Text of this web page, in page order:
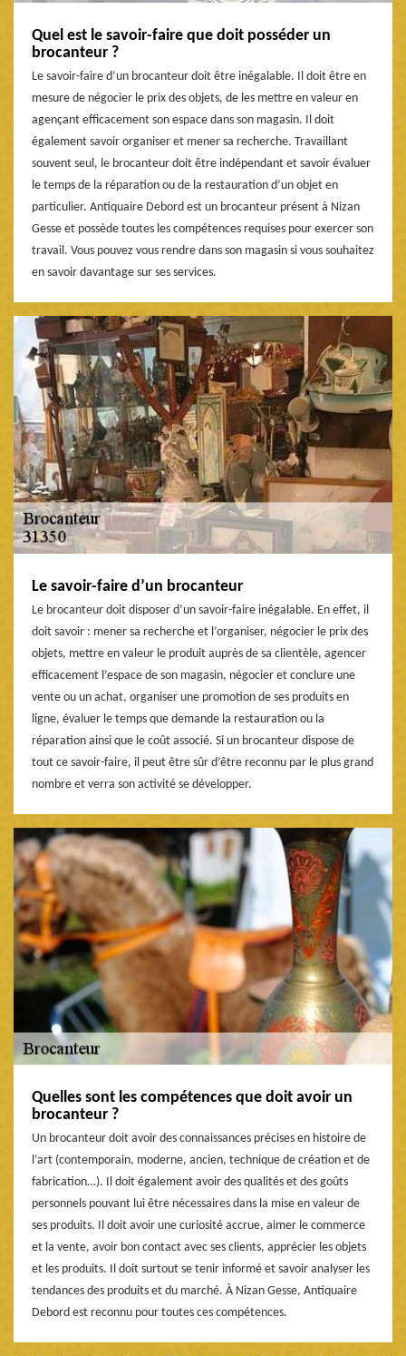
Quel est le savoir-faire que doit posséder un
brocanteur ?
Le savoir-faire d’un brocanteur doit être inégalable. Il doit être en
mesure de négocier le prix des objets, de les mettre en valeur en
agençant efficacement son espace dans son magasin. Il doit
également savoir organiser et mener sa recherche. Travaillant
souvent seul, le brocanteur doit être indépendant et savoir évaluer
le temps de la réparation ou de la restauration d’un objet en
particulier. Antiquaire Debord est un brocanteur présent à Nizan
Gesse et possède toutes les compétences requises pour exercer son
travail. Vous pouvez vous rendre dans son magasin si vous souhaitez
en savoir davantage sur ses services.
Le savoir-faire d’un brocanteur
Le brocanteur doit disposer d’un savoir-faire inégalable. En effet, il
doit savoir : mener sa recherche et l’organiser, négocier le prix des
objets, mettre en valeur le produit auprès de sa clientèle, agencer
efficacement l’espace de son magasin, négocier et conclure une
vente ou un achat, organiser une promotion de ses produits en
ligne, évaluer le temps que demande la restauration ou la
réparation ainsi que le coût associé. Si un brocanteur dispose de
tout ce savoir-faire, il peut être sûr d’être reconnu par le plus grand
nombre et verra son activité se développer.
Quelles sont les compétences que doit avoir un
brocanteur ?
Un brocanteur doit avoir des connaissances précises en histoire de
l’art (contemporain, moderne, ancien, technique de création et de
fabrication…). Il doit également avoir des qualités et des goûts
personnels pouvant lui être nécessaires dans la mise en valeur de
ses produits. Il doit avoir une curiosité accrue, aimer le commerce
et la vente, avoir bon contact avec ses clients, apprécier les objets
et les produits. Il doit surtout se tenir informé et savoir analyser les
tendances des produits et du marché. À Nizan Gesse, Antiquaire
Debord est reconnu pour toutes ces compétences.